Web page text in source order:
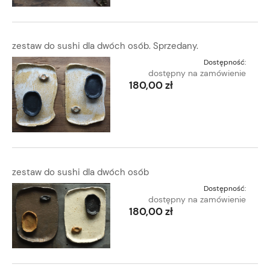
zestaw do sushi dla dwóch osób. Sprzedany.
Dostępność:
dostępny na zamówienie
180,00 zł
zestaw do sushi dla dwóch osób
Dostępność:
dostępny na zamówienie
180,00 zł